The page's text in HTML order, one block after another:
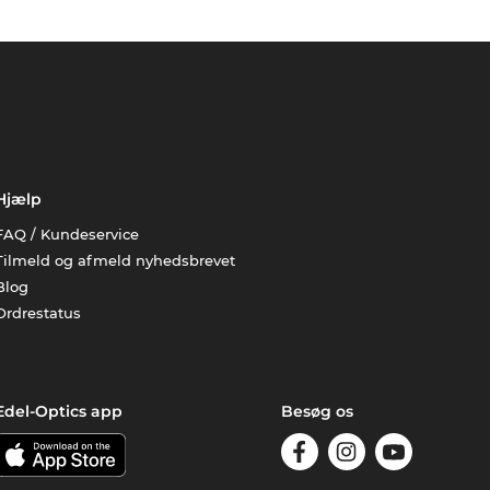
/ Kundeservice
og afmeld nyhedsbrevet
Optics app Besøg os